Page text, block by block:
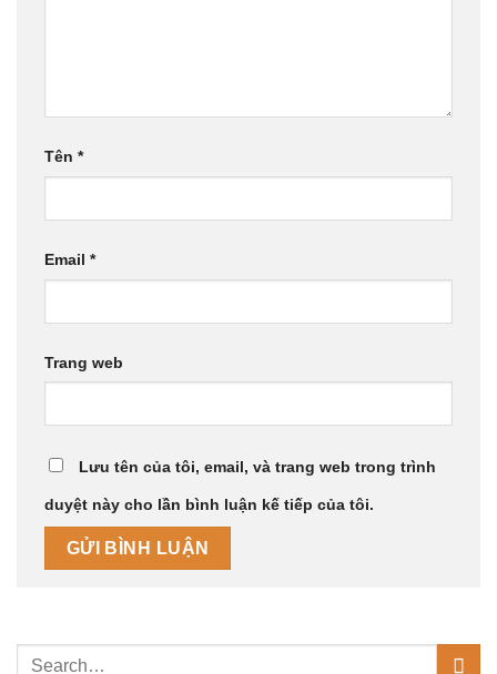
Tên *
Email *
Trang web
Lưu tên của tôi, email, và trang web trong trình
duyệt này cho lần bình luận kế tiếp của tôi.